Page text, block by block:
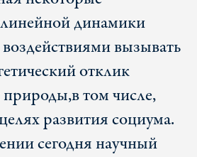
динамики
вызывать
отклик
том числе,
развития социума.
сегодня научный